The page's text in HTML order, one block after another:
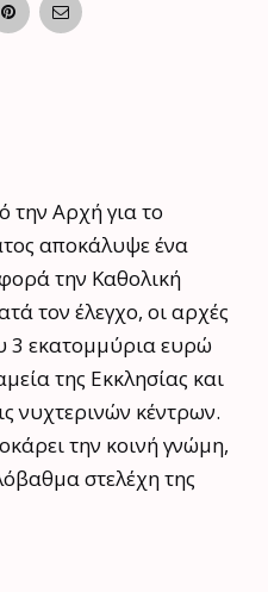
την Αρχή για το
αποκάλυψε ένα
την Καθολική
τον έλεγχο, οι αρχές
3 εκατομμύρια ευρώ
της Εκκλησίας και
νυχτερινών κέντρων.
την κοινή γνώμη,
στελέχη της